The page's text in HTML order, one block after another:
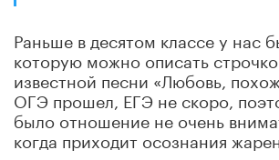
Раньше в десятом классе у нас
которую можно описать
известной песни «Любовь,
ОГЭ прошел, ЕГЭ не скоро,
было отношение не очень
когда приходит осознания